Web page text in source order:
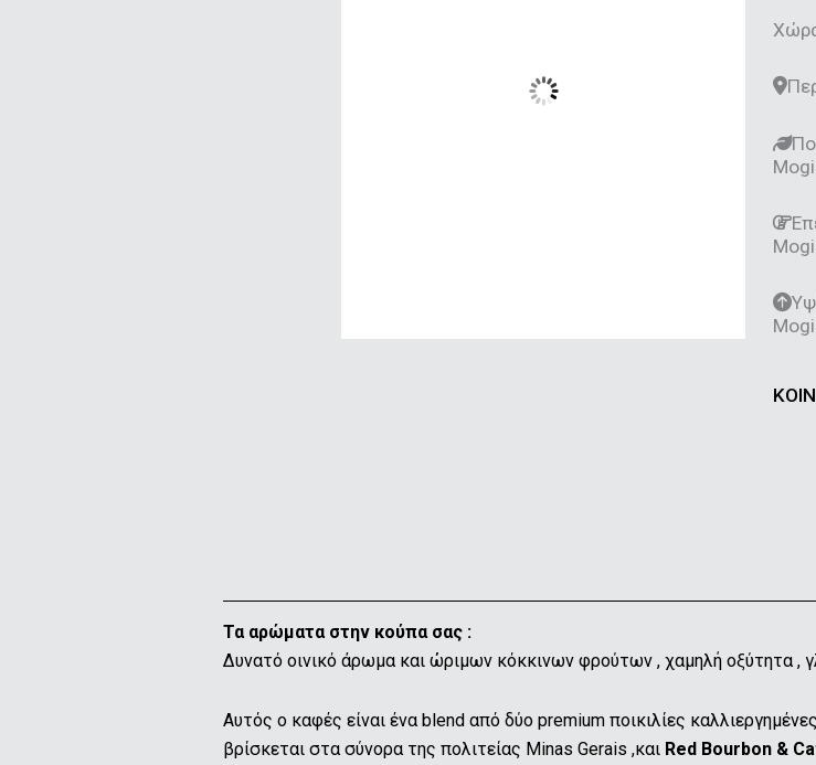
Τα αρώματα στην κούπα σας :
Δυνατό οινικό άρωμα και ώριμων κόκκινων φρούτων , χαμηλή οξύτητα ,
Αυτός ο καφές είναι ένα blend από δύο premium ποικιλίες
βρίσκεται στα σύνορα της πoλιτείας Minas Gerais ,και Red Bourbon &